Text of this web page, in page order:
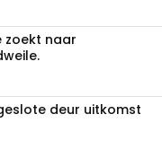
zoekt naar
deur uitkomst